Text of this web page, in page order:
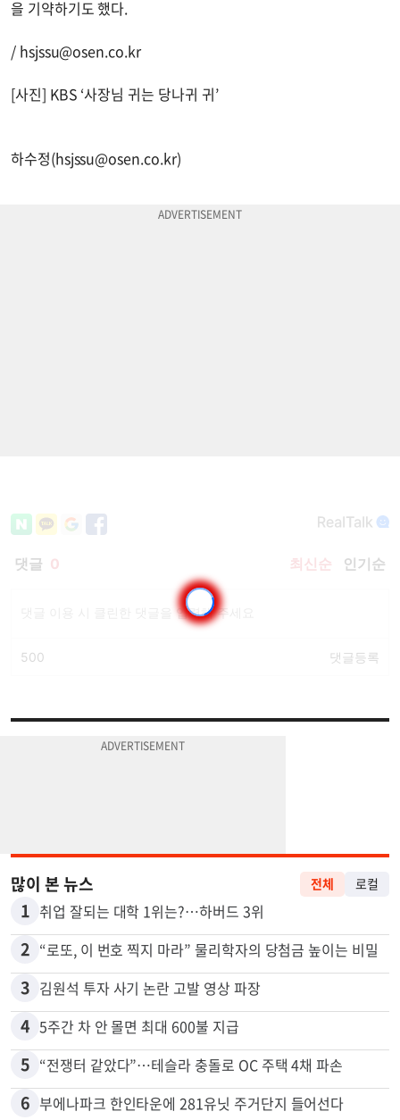
을 기약하기도 했다.
/ hsjssu@osen.co.kr
[사진] KBS ‘사장님 귀는 당나귀 귀’
하수정(hsjssu@osen.co.kr)
많이 본 뉴스 전체 로컬
1 취업 잘되는 대학 1위는?…하버드 3위
2 “로또, 이 번호 찍지 마라” 물리학자의 당첨금 높이는 비밀
3 김원석 투자 사기 논란 고발 영상 파장
4 5주간 차 안 몰면 최대 600불 지급
5 “전쟁터 같았다”…테슬라 충돌로 OC 주택 4채 파손
6 부에나파크 한인타운에 281유닛 주거단지 들어선다